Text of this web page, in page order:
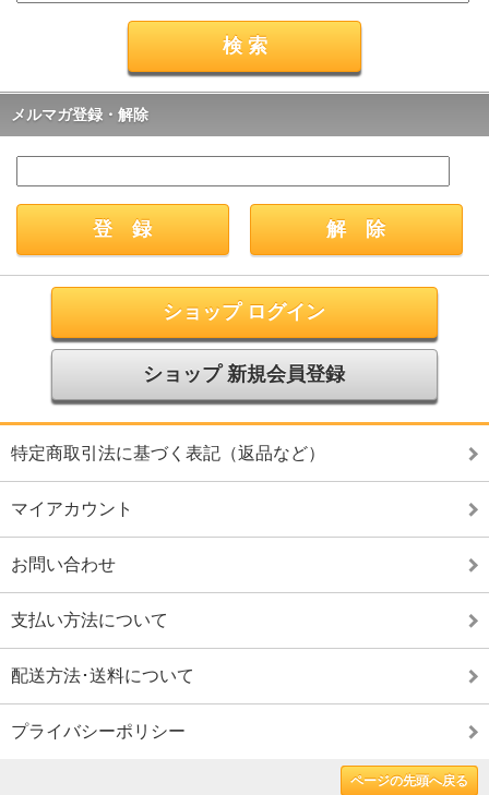
メルマガ登録・解除
ショップ ログイン
ショップ 新規会員登録
特定商取引法に基づく表記（返品など）
マイアカウント
お問い合わせ
支払い方法について
配送方法･送料について
プライバシーポリシー
ページの先頭へ戻る